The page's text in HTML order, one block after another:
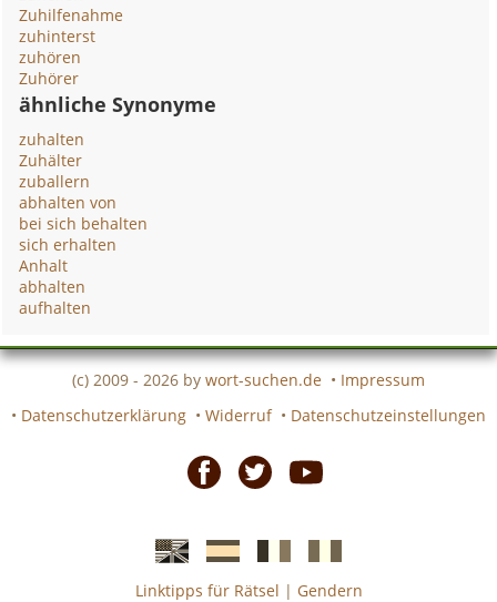
Zuhilfenahme
zuhinterst
zuhören
Zuhörer
ähnliche Synonyme
zuhalten
Zuhälter
zuballern
abhalten von
bei sich behalten
sich erhalten
Anhalt
abhalten
aufhalten
(c) 2009 - 2026 by wort-suchen.de • Impressum
• Datenschutzerklärung • Widerruf • Datenschutzeinstellungen
Linktipps für Rätsel | Gendern